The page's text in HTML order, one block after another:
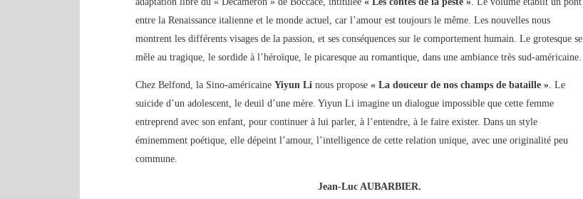
entre la Renaissance italienne et le monde actuel, car l’amour est toujours le même. Les nouvelles nous
montrent les différents visages de la passion, et ses conséquences sur le comportement humain. Le grotesque se
mêle au tragique, le sordide à l’héroïque, le picaresque au romantique, dans une ambiance très sud-américaine.
Chez Belfond, la Sino-américaineYiyun Linous propose« La douceur de nos champs de bataille ». Le
suicide d’un adolescent, le deuil d’une mère. Yiyun Li imagine un dialogue impossible que cette femme
entreprend avec son enfant, pour continuer à lui parler, à l’entendre, à le faire exister. Dans un style
éminemment poétique, elle dépeint l’amour, l’intelligence de cette relation unique, avec une originalité peu
commune.
Jean-Luc AUBARBIER.